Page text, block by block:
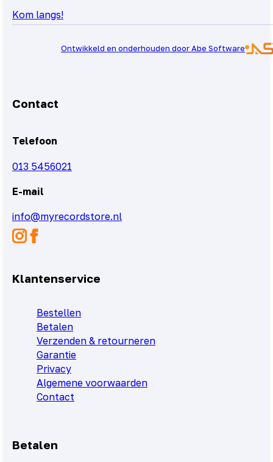
Kom langs!
Ontwikkeld en onderhouden door Abe Software
Contact
Telefoon
013 5456021
E-mail
info@myrecordstore.nl
Klantenservice
Bestellen
Betalen
Verzenden & retourneren
Garantie
Privacy
Algemene voorwaarden
Contact
Betalen